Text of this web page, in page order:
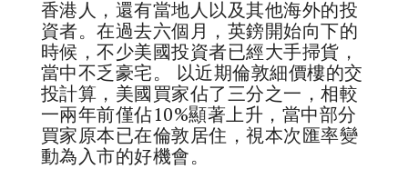
香港人，還有當地人以及其他海外的投
資者。在過去六個月，英鎊開始向下的
時候，不少美國投資者已經大手掃貨，
當中不乏豪宅。 以近期倫敦細價樓的交
投計算，美國買家佔了三分之一，相較
一兩年前僅佔10%顯著上升，當中部分
買家原本已在倫敦居住，視本次匯率變
動為入市的好機會。